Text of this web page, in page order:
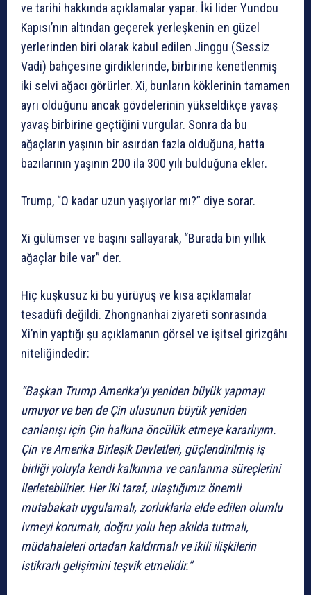
ve tarihi hakkında açıklamalar yapar. İki lider Yundou
Kapısı’nın altından geçerek yerleşkenin en güzel
yerlerinden biri olarak kabul edilen Jinggu (Sessiz
Vadi) bahçesine girdiklerinde, birbirine kenetlenmiş
iki selvi ağacı görürler. Xi, bunların köklerinin tamamen
ayrı olduğunu ancak gövdelerinin yükseldikçe yavaş
yavaş birbirine geçtiğini vurgular. Sonra da bu
ağaçların yaşının bir asırdan fazla olduğuna, hatta
bazılarının yaşının 200 ila 300 yılı bulduğuna ekler.
Trump, “O kadar uzun yaşıyorlar mı?” diye sorar.
Xi gülümser ve başını sallayarak, “Burada bin yıllık
ağaçlar bile var” der.
Hiç kuşkusuz ki bu yürüyüş ve kısa açıklamalar
tesadüfi değildi. Zhongnanhai ziyareti sonrasında
Xi’nin yaptığı şu açıklamanın görsel ve işitsel girizgâhı
niteliğindedir:
“Başkan Trump Amerika’yı yeniden büyük yapmayı
umuyor ve ben de Çin ulusunun büyük yeniden
canlanışı için Çin halkına öncülük etmeye kararlıyım.
Çin ve Amerika Birleşik Devletleri, güçlendirilmiş iş
birliği yoluyla kendi kalkınma ve canlanma süreçlerini
ilerletebilirler. Her iki taraf, ulaştığımız önemli
mutabakatı uygulamalı, zorluklarla elde edilen olumlu
ivmeyi korumalı, doğru yolu hep akılda tutmalı,
müdahaleleri ortadan kaldırmalı ve ikili ilişkilerin
istikrarlı gelişimini teşvik etmelidir.”